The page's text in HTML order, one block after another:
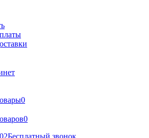
0
0
Бесплатный звонок